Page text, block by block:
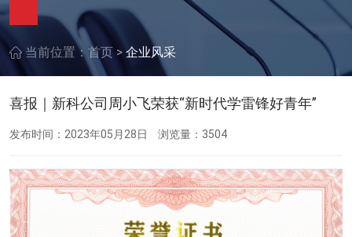
当前位置： 首页 > 企业风采
喜报｜新科公司周小飞荣获“新时代学雷锋好青年”
发布时间：2023年05月28日 浏览量：3504